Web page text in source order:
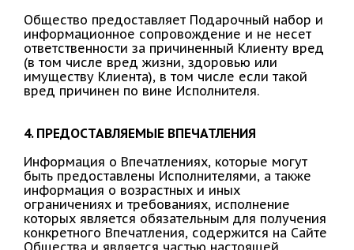
Общество предоставляет Подарочный набор и
информационное сопровождение и не несет
ответственности за причиненный Клиенту вред
(в том числе вред жизни, здоровью или
имуществу Клиента), в том числе если такой
вред причинен по вине Исполнителя.
4. ПРЕДОСТАВЛЯЕМЫЕ ВПЕЧАТЛЕНИЯ
Информация о Впечатлениях, которые могут
быть предоставлены Исполнителями, а также
информация о возрастных и иных
ограничениях и требованиях, исполнение
которых является обязательным для получения
конкретного Впечатления, содержится на Сайте
Общества и является частью настоящей